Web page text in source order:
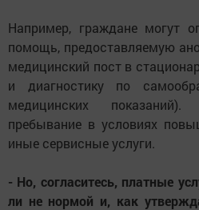
Например, граждане могут
помощь, предоставляемую
медицинский пост в
и диагностику по
медицинских
пребывание в условиях
иные сервисные услуги.
- Но, согласитесь, платные
ли не нормой и, как